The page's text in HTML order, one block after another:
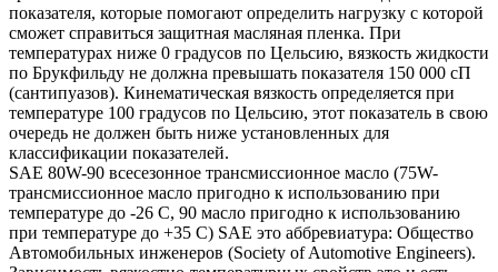
показателя, которые помогают определить нагрузку с которой
сможет справиться защитная масляная пленка. При
температурах ниже 0 градусов по Цельсию, вязкость жидкости
по Брукфильду не должна превышать показателя 150 000 сП
(сантипуазов). Кинематическая вязкость определяется при
температуре 100 градусов по Цельсию, этот показатель в свою
очередь не должен быть ниже установленных для
классификации показателей.
SAE 80W-90 всесезонное трансмиссионное масло (75W-
трансмиссионное масло пригодно к использованию при
температуре до -26 С, 90 масло пригодно к использованию
при температуре до +35 С) SAE это аббревиатура: Общество
Автомобильных инженеров (Society of Automotive Engineers).